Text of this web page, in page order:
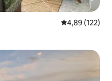
Gemiddelde
4,89 (122)